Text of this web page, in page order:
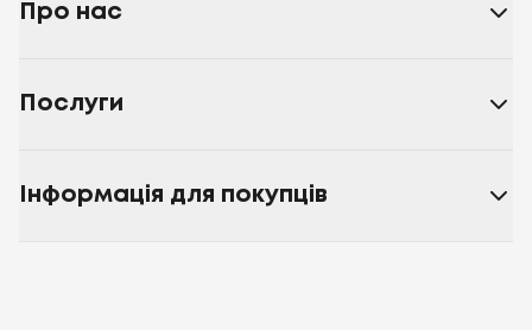
Про нас
Послуги
Інформація для покупців